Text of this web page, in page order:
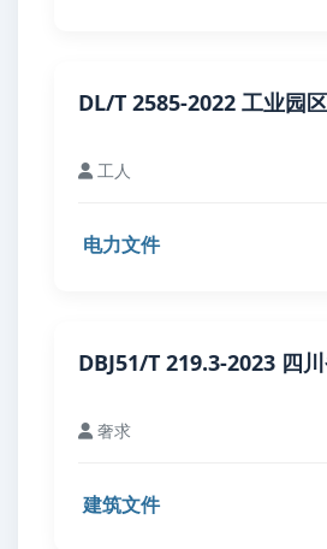
DL/T 2585-2022 工业园
工人
电力文件
DBJ51/T 219.3-2023 四
奢求
建筑文件